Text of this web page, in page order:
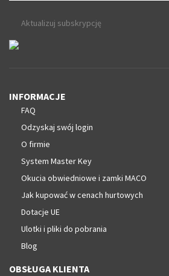
Aktualizuj subskrypcję
INFORMACJE
FAQ
Odzyskaj swój login
O firmie
System Master Key
Okucia obwiedniowe i zamki MACO
Jak kupować w cenach hurtowych
Dotacje UE
Ulotki i pliki do pobrania
Blog
OBSŁUGA KLIENTA